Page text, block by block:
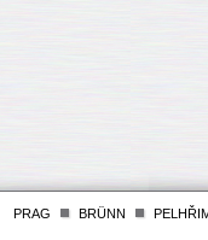
PRAG BRÜNN